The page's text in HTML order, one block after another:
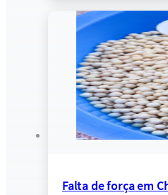
Falta de força em